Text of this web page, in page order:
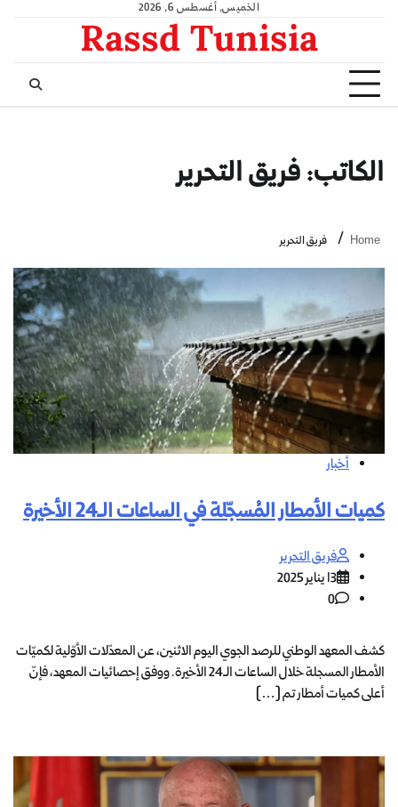
الخميس, أغسطس 6, 2026
Rassd Tunisia
الكاتب:فريق التحرير
Home فريق التحرير
أخبار
كميات الأمطار المُسجّلة في الساعات الـ24 الأخيرة
فريق التحرير
13 يناير 2025
0
كشف المعهد الوطني للرصد الجوي اليوم الاثنين، عن المعدّلات الأوّلية لكميّات
الأمطار المسجلة خلال الساعات الـ24 الأخيرة. ووفق إحصائيات المعهد، فإنّ
أعلى كميات أمطار تم […]